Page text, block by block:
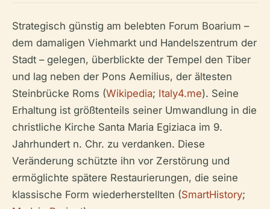
Strategisch günstig am belebten Forum Boarium –
dem damaligen Viehmarkt und Handelszentrum der
Stadt – gelegen, überblickte der Tempel den Tiber
und lag neben der Pons Aemilius, der ältesten
Steinbrücke Roms (Wikipedia; Italy4.me). Seine
Erhaltung ist größtenteils seiner Umwandlung in die
christliche Kirche Santa Maria Egiziaca im 9.
Jahrhundert n. Chr. zu verdanken. Diese
Veränderung schützte ihn vor Zerstörung und
ermöglichte spätere Restaurierungen, die seine
klassische Form wiederherstellten (SmartHistory;